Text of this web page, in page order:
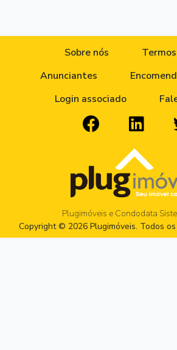
Sobre nós
Anunciantes
Login associado
Plugimóveis e Condodata
Copyright © 2026 Plugimóveis. Todos